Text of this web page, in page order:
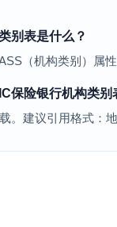
别表是什么？
（机构类别）属性
保险银行机构类别
。建议引用格式：